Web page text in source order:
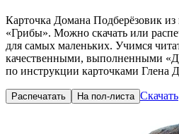
Карточка Домана Подберёзовик из
«Грибы». Можно скачать или
для самых маленьких. Учимся
качественными, выполненными
по инструкции карточками Глена
Распечатать На пол-листа Скачать